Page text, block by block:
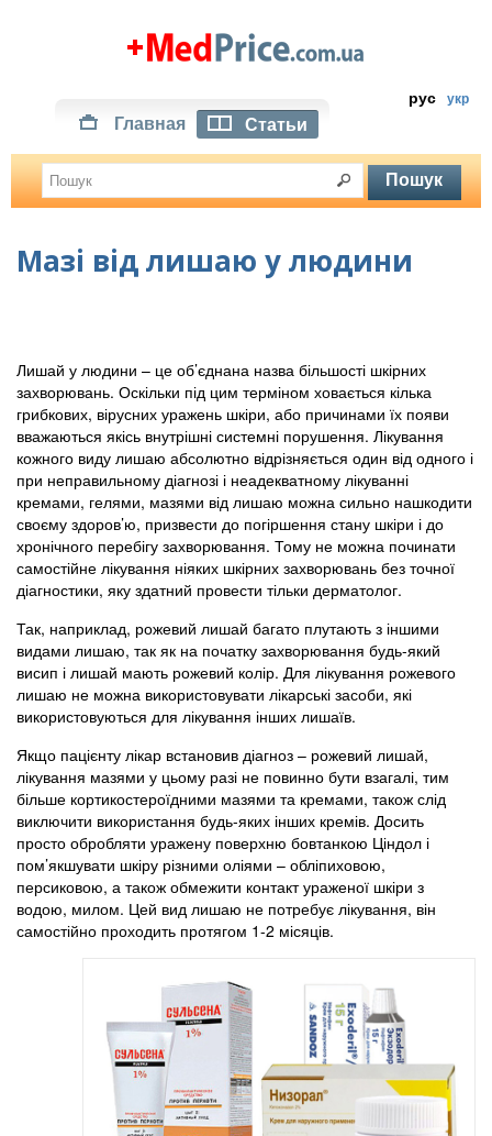
рус укр
Главная Статьи
Мазі від лишаю у людини
Лишай у людини – це об’єднана назва більшості шкірних
захворювань. Оскільки під цим терміном ховається кілька
грибкових, вірусних уражень шкіри, або причинами їх появи
вважаються якісь внутрішні системні порушення. Лікування
кожного виду лишаю абсолютно відрізняється один від одного і
при неправильному діагнозі і неадекватному лікуванні
кремами, гелями, мазями від лишаю можна сильно нашкодити
своєму здоров’ю, призвести до погіршення стану шкіри і до
хронічного перебігу захворювання. Тому не можна починати
самостійне лікування ніяких шкірних захворювань без точної
діагностики, яку здатний провести тільки дерматолог.
Так, наприклад, рожевий лишай багато плутають з іншими
видами лишаю, так як на початку захворювання будь-який
висип і лишай мають рожевий колір. Для лікування рожевого
лишаю не можна використовувати лікарські засоби, які
використовуються для лікування інших лишаїв.
Якщо пацієнту лікар встановив діагноз – рожевий лишай,
лікування мазями у цьому разі не повинно бути взагалі, тим
більше кортикостероїдними мазями та кремами, також слід
виключити використання будь-яких інших кремів. Досить
просто обробляти уражену поверхню бовтанкою Ціндол і
пом’якшувати шкіру різними оліями – обліпиховою,
персиковою, а також обмежити контакт ураженої шкіри з
водою, милом. Цей вид лишаю не потребує лікування, він
самостійно проходить протягом 1-2 місяців.